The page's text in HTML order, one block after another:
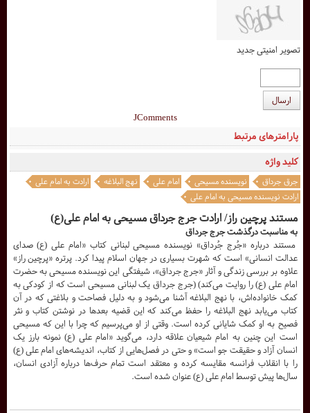
مستند پرچین راز/ ارادت جرج جرداق مسیحی به امام علی(ع)
به مناسبت درگذشت جرج جرداق
مستند درباره «جُرج جُرداق» نویسنده مسیحی لبنانی کتاب «امام علی (ع) صدای
عدالت انسانی» است که شهرت بسیاری در جهان اسلام پیدا کرد. پرتره «پرچین راز»
علاوه بر بررسی زندگی و آثار «جرج جرداق»، شیفتگی این نویسنده مسیحی به حضرت
امام علی (ع) را روایت می‌کند) (جرج جرداق یک لبنانی مسیحی است که از کودکی به
کمک خانواده‌اش، با نهج البلاغه آشنا می‌شود و به دلیل فصاحت و بلاغتی که در آن
کتاب می‌یابد نهج البلاغه را حفظ می‌کند که این قضیه بعدها در نوشتن کتاب و نثر
فصیح به او کمک شایانی کرده است. وقتی از او می‌پرسیم که چرا با این که مسیحی
است این چنین به امام شیعیان علاقه دارد، می‌گوید «امام علی (ع) نمونه بارز یک
انسان آزاد و حقیقت جو است» و حتی در فصل‌هایی از کتاب، اندیشه‌های امام علی (ع)
را با انقلاب فرانسه مقایسه کرده و معتقد است تمام حرف‌ها درباره آزادی انسان،
سال‌ها پیش توسط امام علی (ع) عنوان شده است.
کلید واژه
جرق جرداق نویسنده مسیحی امام علی نهج البلاغه
ارادت به امام علی
ارادت نویسنده مسیحی به امام علی
پارامترهای مرتبط
تصویر امنیتی جدید
ارسال
JComments